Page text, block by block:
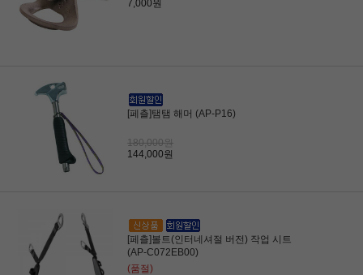
7,000원
[페츨]탬탬 해머 (AP-P16)
180,000원
144,000원
[페츨]볼트(인터네셔절 버전) 작업 시트
(AP-C072EB00)
(품절)